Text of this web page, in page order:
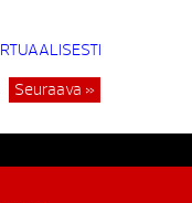
Seuraava »